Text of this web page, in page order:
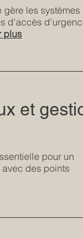
les systèmes
d'accès
plus
et
pour un
des points